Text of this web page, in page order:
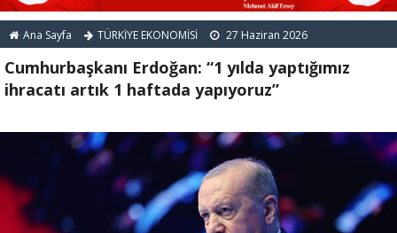
Ana Sayfa TÜRKİYE EKONOMİSİ 27 Haziran 2026
Cumhurbaşkanı Erdoğan: “1 yılda yaptığımız
ihracatı artık 1 haftada yapıyoruz”